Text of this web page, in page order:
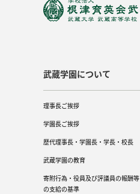
武蔵学園について
理事長ご挨拶
学園長ご挨拶
歴代理事長・学園長・学長・校長
武蔵学園の教育
寄附行為・役員及び評議員の報酬等
の支給の基準